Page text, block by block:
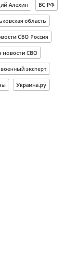
Алехин ВС РФ
область
СВО Россия
новости СВО
военный эксперт
Украина.ру